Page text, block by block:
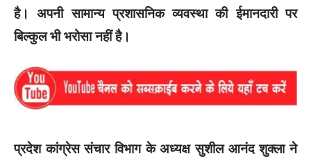
है। अपनी सामान्य प्रशासनिक व्यवस्था की ईमानदारी पर
बिल्कुल भी भरोसा नहीं है।
प्रदेश कांग्रेस संचार विभाग के अध्यक्ष सुशील आनंद शुक्ला ने